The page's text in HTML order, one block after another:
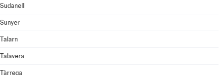
Sudanell
Sunyer
Talarn
Talavera
Tàrrega